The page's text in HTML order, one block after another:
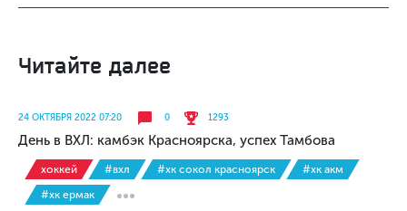
Читайте далее
24 ОКТЯБРЯ 2022 07:20 0 1293
День в ВХЛ: камбэк Красноярска, успех Тамбова
хоккей #вхл #хк сокол красноярск
#хк акм
#хк ермак